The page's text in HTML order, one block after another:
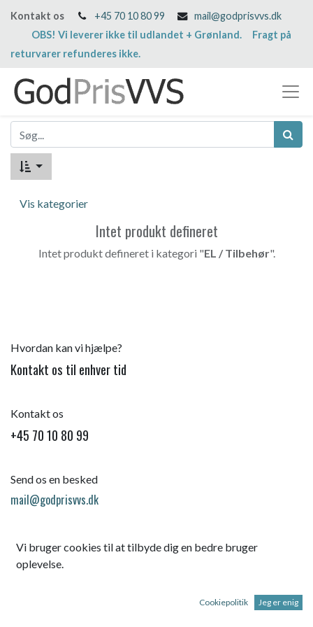
Kontakt os +45 70 10 80 99
mail@godprisvvs.dk
OBS! Vi leverer ikke til udlandet + Grønland. Fragt på
returvarer refunderes ikke.
Vis kategorier
Intet produkt defineret
Intet produkt defineret i kategori "EL / Tilbehør".
Hvordan kan vi hjælpe?
Kontakt os til enhver tid
Kontakt os
+45 70 10 80 99
Send os en besked
mail@godprisvvs.dk
Startside
Vi bruger cookies til at tilbyde dig en bedre bruger
oplevelse.
Cookiepolitik Jeg er enig